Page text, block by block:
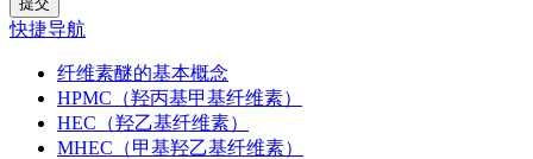
快捷导航
纤维素醚的基本概念
HPMC（羟丙基甲基纤维素）
HEC（羟乙基纤维素）
MHEC（甲基羟乙基纤维素）